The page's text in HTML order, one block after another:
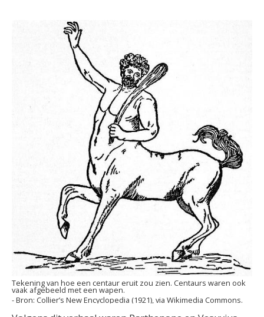
Tekening van hoe een centaur eruit zou zien. Centaurs waren ook
vaak afgebeeld met een wapen.
Collier’s New Encyclopedia (1921), via Wikimedia Commons.